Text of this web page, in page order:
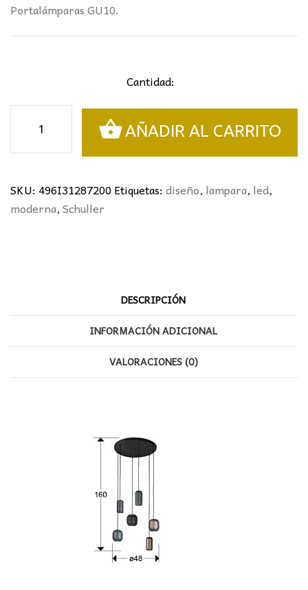
Portalámparas GU10.
Cantidad:
NIMES
COLORES
SCHULLER
AÑADIR AL CARRITO
SKU: 496I31287200Etiquetas: diseño, lampara, led,
moderna,Schuller
DESCRIPCIÓN
INFORMACIÓN ADICIONAL
VALORACIONES (0)